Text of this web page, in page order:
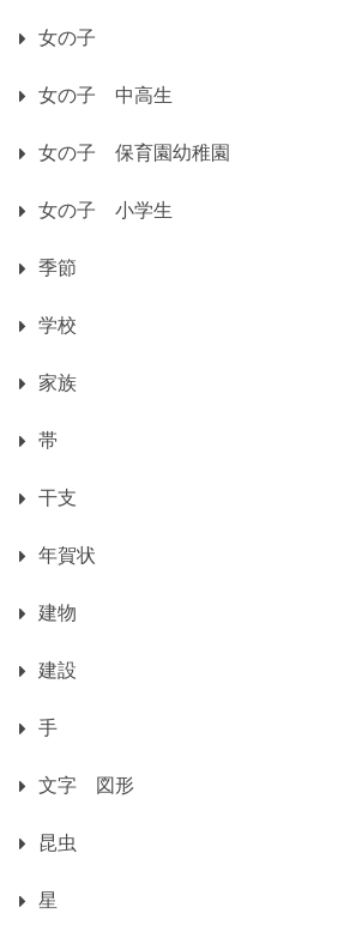
女の子
女の子 中高生
女の子 保育園幼稚園
女の子 小学生
季節
学校
家族
帯
干支
年賀状
建物
建設
手
文字 図形
昆虫
星